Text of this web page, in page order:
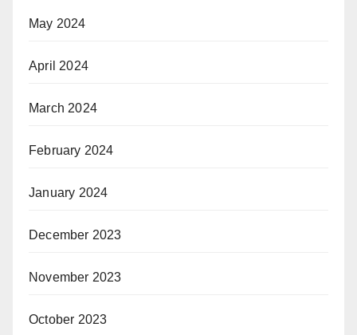
May 2024
April 2024
March 2024
February 2024
January 2024
December 2023
November 2023
October 2023